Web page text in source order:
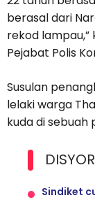
berasal dari
rekod
Pejabat Polis
Susulan
lelaki warga
kuda di sebuah
Sindiket